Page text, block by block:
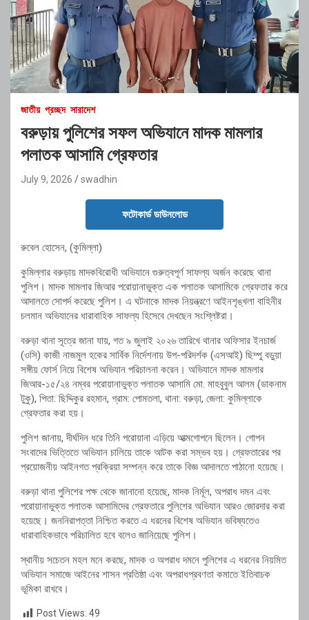
জাতীয় প্রচ্ছদ সারাদেশ
বরুড়ায় পুলিশের সফল অভিযানে মাদক মামলার
পলাতক আসামি গ্রেফতার
July 9, 2026 swadhin
ফটোকার্ড ডাউনলোড
রুবেল হোসেন, (কুমিল্লা)
কুমিল্লার বরুড়ায় মাদকবিরোধী অভিযানে গুরুত্বপূর্ণ সাফল্য অর্জন করেছে থানা
পুলিশ। মাদক মামলার জিআর পরোয়ানাভুক্ত এক পলাতক আসামিকে গ্রেফতার করে
আদালতে সোপর্দ করেছে পুলিশ। এ ঘটনাকে মাদক নিয়ন্ত্রণে আইনশৃঙ্খলা বাহিনীর
চলমান অভিযানের ধারাবাহিক সাফল্য হিসেবে দেখছেন সংশ্লিষ্টরা।
বরুড়া থানা সূত্রে জানা যায়, গত ৯ জুলাই ২০২৬ তারিখে থানার অফিসার ইনচার্জ
(ওসি) কাজী নাজমুল হকের সার্বিক নির্দেশনায় উপ-পরিদর্শক (এসআই) ছিম্পু বড়ুয়া
সঙ্গীয় ফোর্স নিয়ে বিশেষ অভিযান পরিচালনা করেন। অভিযানে মাদক মামলার
জিআর-১৫/২৪ নম্বর পরোয়ানাভুক্ত পলাতক আসামি মো. মাহবুবুল আলম (ডাকনাম
টুকু), পিতা: ছিদ্দিকুর রহমান, গ্রাম: পোমতলা, থানা: বরুড়া, জেলা: কুমিল্লাকে
গ্রেফতার করা হয়।
পুলিশ জানায়, দীর্ঘদিন ধরে তিনি পরোয়ানা এড়িয়ে আত্মগোপনে ছিলেন। গোপন
সংবাদের ভিত্তিতে অভিযান চালিয়ে তাকে আটক করা সম্ভব হয়। গ্রেফতারের পর
প্রয়োজনীয় আইনগত প্রক্রিয়া সম্পন্ন করে তাকে বিজ্ঞ আদালতে পাঠানো হয়েছে।
বরুড়া থানা পুলিশের পক্ষ থেকে জানানো হয়েছে, মাদক নির্মূল, অপরাধ দমন এবং
পরোয়ানাভুক্ত পলাতক আসামিদের গ্রেফতারে পুলিশের অভিযান আরও জোরদার করা
হয়েছে। জননিরাপত্তা নিশ্চিত করতে এ ধরনের বিশেষ অভিযান ভবিষ্যতেও
ধারাবাহিকভাবে পরিচালিত হবে বলেও জানিয়েছে পুলিশ।
স্থানীয় সচেতন মহল মনে করছে, মাদক ও অপরাধ দমনে পুলিশের এ ধরনের নিয়মিত
অভিযান সমাজে আইনের শাসন প্রতিষ্ঠা এবং অপরাধপ্রবণতা কমাতে ইতিবাচক
ভূমিকা রাখবে।
Post Views: 49